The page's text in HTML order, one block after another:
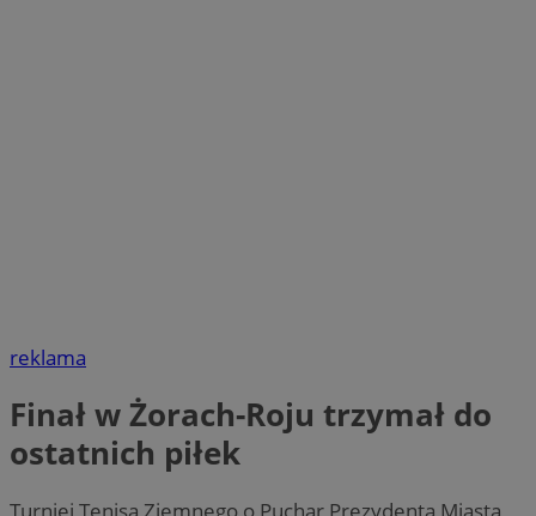
reklama
Finał w Żorach-Roju trzymał do
ostatnich piłek
Turniej Tenisa Ziemnego o Puchar Prezydenta Miasta